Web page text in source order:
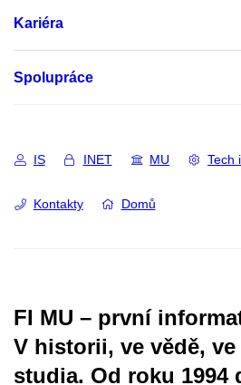
Kariéra
Spolupráce
IS INET MU Tech
Kontakty Domů
FI MU – první
V historii, ve vědě,
studia. Od roku 1994